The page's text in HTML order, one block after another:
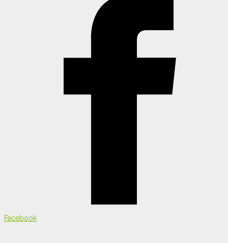
Facebook